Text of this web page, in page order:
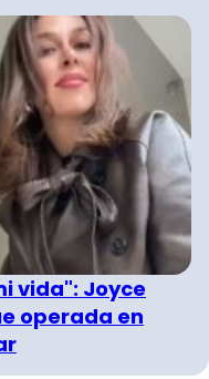
vida": Joyce
operada en